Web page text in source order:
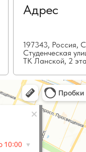
Адрес
197343, Россия,
Студенческая
ТК Ланской, 2